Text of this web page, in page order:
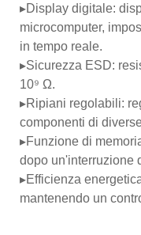
▸Display digitale:
microcomputer,
in tempo reale.
▸Sicurezza ESD:
10⁹ Ω.
▸Ripiani regolabili:
componenti di
▸Funzione di
dopo un'interruzione
▸Efficienza
mantenendo un